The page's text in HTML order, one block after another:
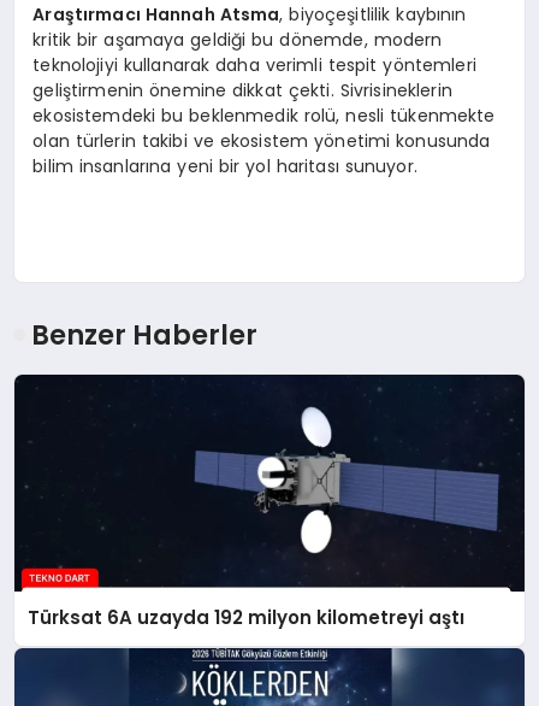
Araştırmacı Hannah Atsma, biyoçeşitlilik kaybının
kritik bir aşamaya geldiği bu dönemde, modern
teknolojiyi kullanarak daha verimli tespit yöntemleri
geliştirmenin önemine dikkat çekti. Sivrisineklerin
ekosistemdeki bu beklenmedik rolü, nesli tükenmekte
olan türlerin takibi ve ekosistem yönetimi konusunda
bilim insanlarına yeni bir yol haritası sunuyor.
Benzer Haberler
Türksat 6A uzayda 192 milyon kilometreyi aştı